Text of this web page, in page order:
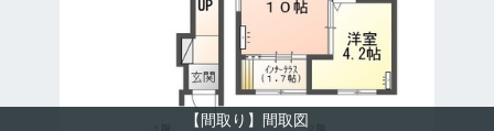
【間取り】間取図